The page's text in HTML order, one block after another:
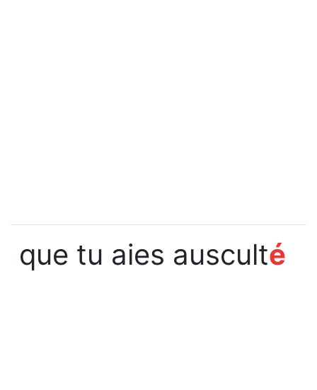
que tu aies ausculté